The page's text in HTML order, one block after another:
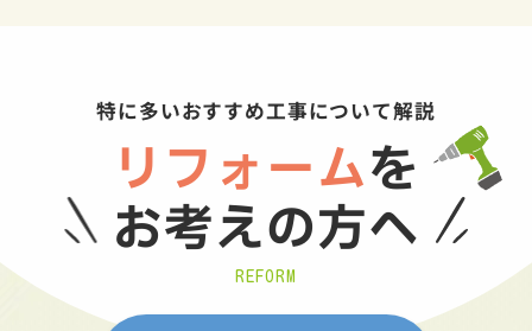
特に多いおすすめ工事について解説
リフォームを
お考えの方へ
REFORM